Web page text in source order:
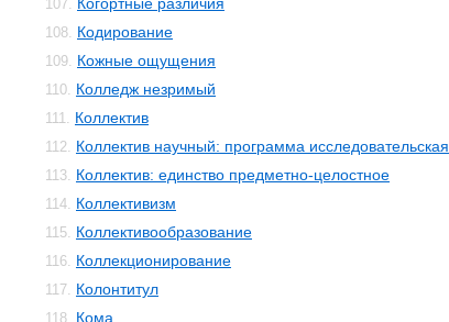
107.
108. Кодирование
109. Кожные ощущения
110. Колледж незримый
111. Коллектив
112. Коллектив научный: программа исследовательская
113. Коллектив: единство предметно-целостное
114. Коллективизм
115. Коллективообразование
116. Коллекционирование
117. Колонтитул
118. Кома